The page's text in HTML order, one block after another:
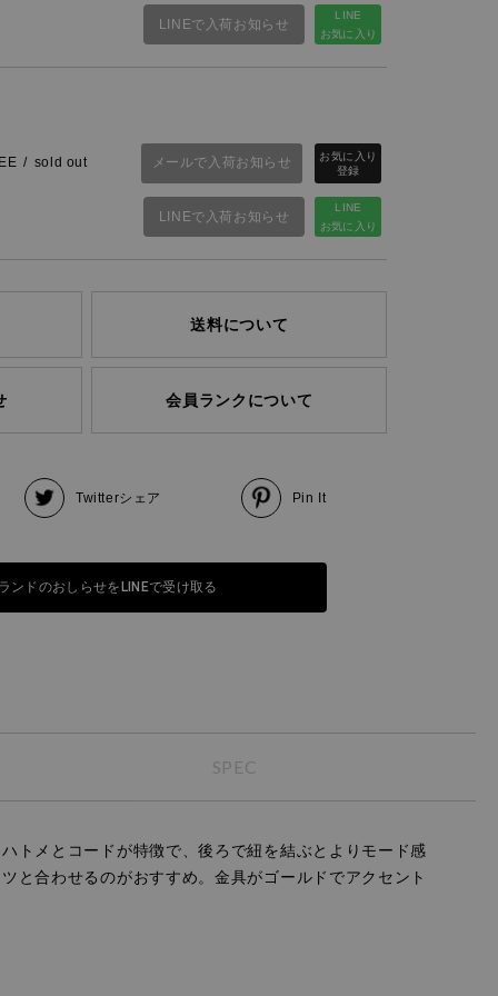
LINE
お気に入り
LINEで入荷お知らせ
sold out
LINE
お気に入り
メールで入荷お知らせ
LINEで入荷お知らせ
送料について
会員ランクについて
Twitterシェア Pin It
ンドのおしらせをLINEで受け取る
SPEC
トメとコードが特徴で、後ろで紐を結ぶとよりモード感
と合わせるのがおすすめ。金具がゴールドでアクセント